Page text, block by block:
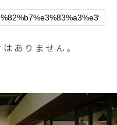
ありません。